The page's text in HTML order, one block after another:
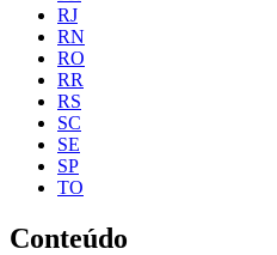
RJ
RN
RO
RR
RS
SC
SE
SP
TO
Conteúdo